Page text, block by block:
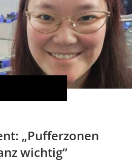
„Pufferzonen
wichtig“